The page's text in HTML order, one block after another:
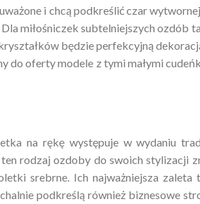
i chcą podkreślić czar
miłośniczek subtelniejszych ozdób
będzie perfekcyjną
do oferty modele z tymi małymi
na rękę występuje w wydaniu
rodzaj ozdoby do swoich stylizacji
srebrne. Ich najważniejsza zaleta
podkreślą również biznesowe